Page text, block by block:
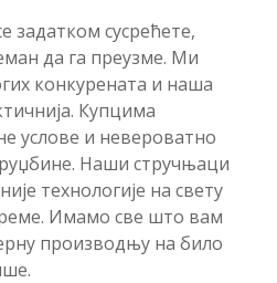
задатком сусрећете,
да га преузме. Ми
конкурената и наша
Купцима
услове и невероватно
Наши стручњаци
технологије на свету
Имамо све што вам
производњу на било